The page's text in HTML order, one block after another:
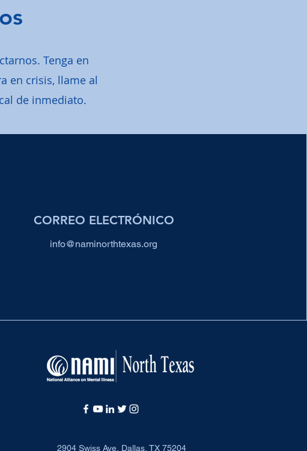
Tenga en
en crisis, llame al
de inmediato.
CORREO ELECTRÓNICO
info@naminorthtexas.org
2904 Swiss Ave, Dallas, TX 75204